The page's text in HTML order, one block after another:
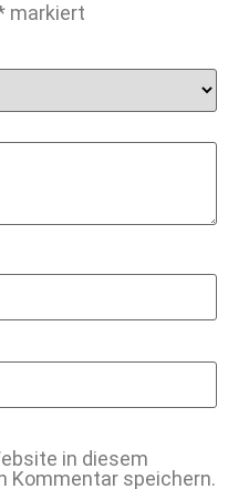
markiert
in diesem
Kommentar speichern.